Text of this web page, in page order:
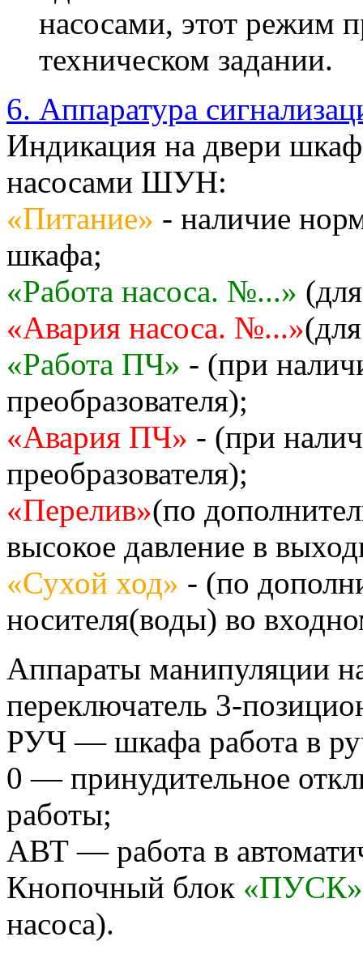
насосами, этот режим
техническом задании.
6. Аппаратура
Индикация на двери
насосами ШУН:
«Питание» - наличие
шкафа;
«Работа насоса. №...»
«Авария насоса. №...»
«Работа ПЧ» - (при
преобразователя);
«Авария ПЧ» - (при
преобразователя);
«Перелив»(по
высокое давление в
«Сухой ход» - (по
носителя(воды) во
Аппараты манипуляции
переключатель 3-
РУЧ — шкафа работа в
0 — принудительное
работы;
АВТ — работа в
Кнопочный блок «ПУСК»
насоса).